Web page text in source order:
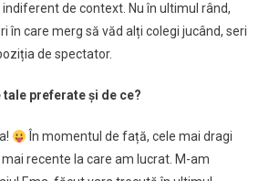
de context. Nu în ultimul rând,
în care merg să văd alți colegi jucând, seri
de spectator.
preferate și de ce?
În momentul de față, cele mai dragi
recente la care am lucrat. M-am